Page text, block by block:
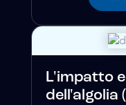
L'impatto
dell'algolia